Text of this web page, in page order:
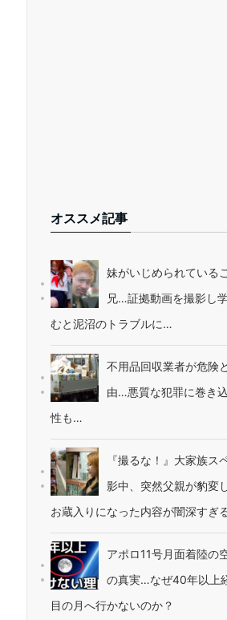
オススメ記事
妹がいじめられている
兄…証拠動画を撮影し
むと泥沼のトラブルに…
不用品回収業者が危険
由…悪質な犯罪に巻き
性も…
『撮るな！』大家族ス
影中、突然父親が豹変
お蔵入りになった内容が闇深すぎ
アポロ11号月面着陸の
の真実…なぜ40年以上
目の月へ行かないのか？